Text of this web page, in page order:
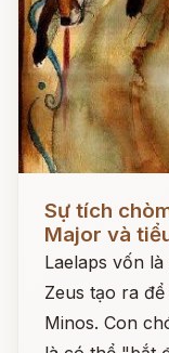
Sự tích
Major và
Laelaps vốn
Zeus tạo ra
Minos. Con